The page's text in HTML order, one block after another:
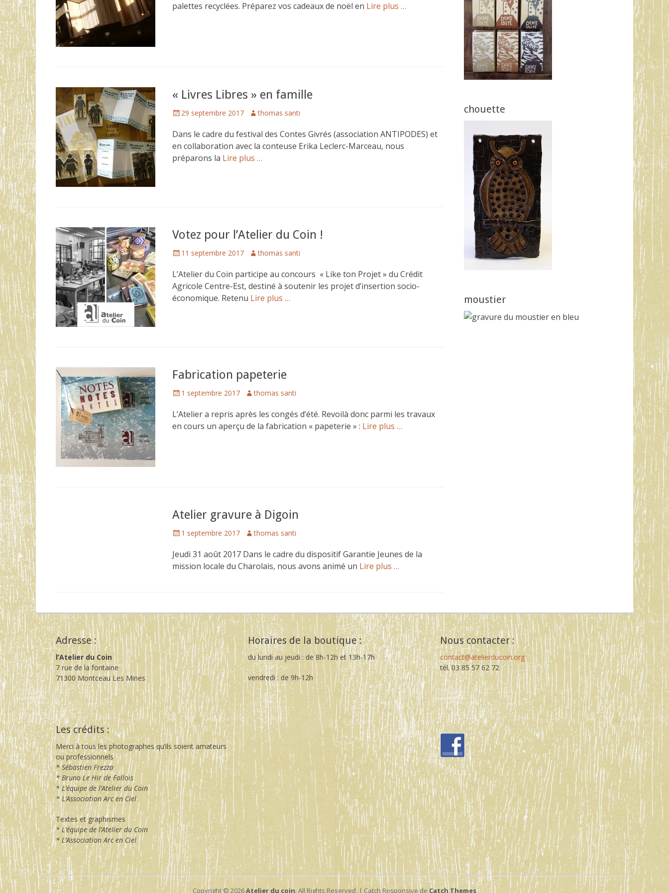
palettes recyclées. Préparez vos cadeaux de noël en Lire plus …
« Livres Libres » en famille
Posted
29 septembre 2017 Author
thomas santi
Dans le cadre du festival des Contes Givrés (association ANTIPODES) et
en collaboration avec la conteuse Erika Leclerc-Marceau, nous
préparons la Lire plus …
Votez pour l’Atelier du Coin !
Posted
11 septembre 2017 Author
thomas santi
L’Atelier du Coin participe au concours « Like ton Projet » du Crédit
Agricole Centre-Est, destiné à soutenir les projet d’insertion socio-
économique. Retenu Lire plus …
Fabrication papeterie
Posted
1 septembre 2017 Author
thomas santi
L’Atelier a repris après les congés d’été. Revoilà donc parmi les travaux
en cours un aperçu de la fabrication « papeterie » : Lire plus …
Atelier gravure à Digoin
Posted
1 septembre 2017 Author
thomas santi
Jeudi 31 août 2017 Dans le cadre du dispositif Garantie Jeunes de la
mission locale du Charolais, nous avons animé un Lire plus …
chouette
moustier
Adresse :
l’Atelier du Coin
7 rue de la fontaine
71300 Montceau Les Mines
Les crédits :
Merci à tous les photographes qu’ils soient amateurs
ou professionnels
* Sébastien Frezza
* Bruno Le Hir de Fallois
* L’équipe de l’Atelier du Coin
* L’Association Arc en Ciel
Textes et graphismes
* L’équipe de l’Atelier du Coin
* L’Association Arc en Ciel
Horaires de la boutique :
du lundi au jeudi : de 8h-12h et 13h-17h
vendredi : de 9h-12h
Nous contacter :
contact@atelierducoin.org
tél. 03 85 57 62 72
Copyright © 2026Atelier du coin. All Rights Reserved. | Catch Responsive deCatch Themes